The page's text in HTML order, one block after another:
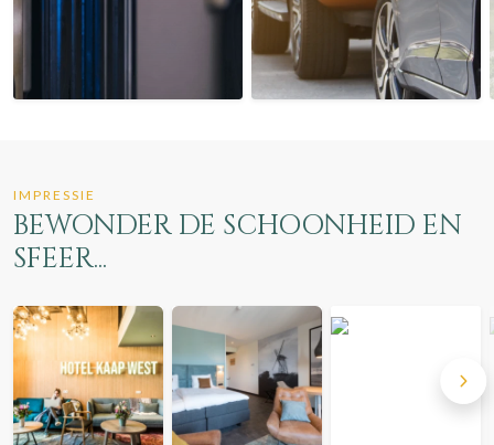
IMPRESSIE
BEWONDER DE SCHOONHEID EN
SFEER...